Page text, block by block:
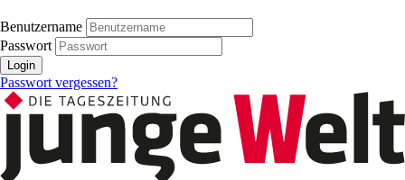
Benutzername
Passwort
Login
Passwort vergessen?